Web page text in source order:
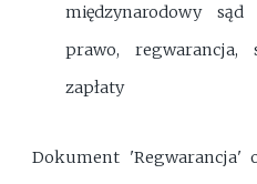
międzynarodowy sąd
prawo, regwarancja,
zapłaty
Dokument 'Regwarancja'